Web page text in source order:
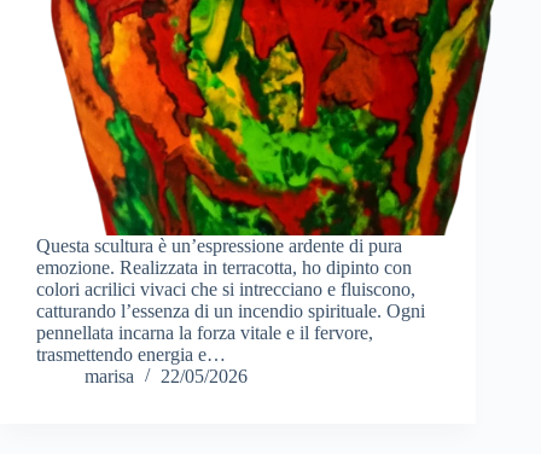
Questa scultura è un’espressione ardente di pura
emozione. Realizzata in terracotta, ho dipinto con
colori acrilici vivaci che si intrecciano e fluiscono,
catturando l’essenza di un incendio spirituale. Ogni
pennellata incarna la forza vitale e il fervore,
trasmettendo energia e…
marisa
22/05/2026